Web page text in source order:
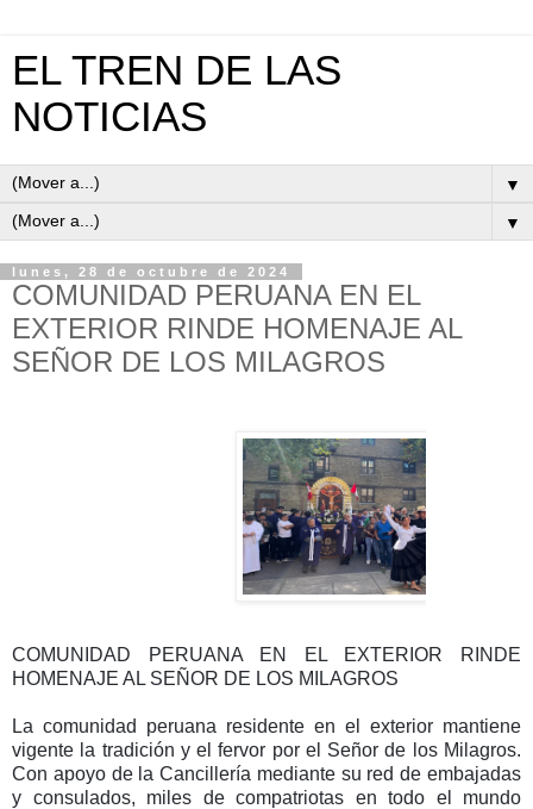
EL TREN DE LAS
NOTICIAS
▼
▼
lunes, 28 de octubre de 2024
COMUNIDAD PERUANA EN EL
EXTERIOR RINDE HOMENAJE AL
SEÑOR DE LOS MILAGROS
COMUNIDAD PERUANA EN EL EXTERIOR RINDE
HOMENAJE AL SEÑOR DE LOS MILAGROS
La comunidad peruana residente en el exterior mantiene
vigente la tradición y el fervor por el Señor de los Milagros.
Con apoyo de la Cancillería mediante su red de embajadas
y consulados, miles de compatriotas en todo el mundo